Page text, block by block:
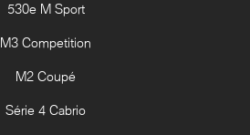
530e M Sport
M3 Competition
M2 Coupé
Série 4 Cabrio